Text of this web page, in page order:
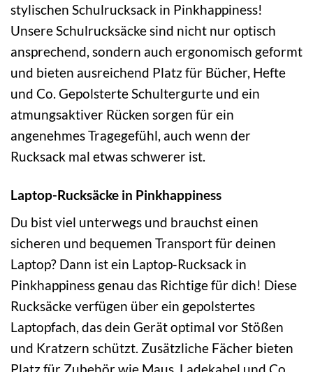
stylischen Schulrucksack in Pinkhappiness!
Unsere Schulrucksäcke sind nicht nur optisch
ansprechend, sondern auch ergonomisch geformt
und bieten ausreichend Platz für Bücher, Hefte
und Co. Gepolsterte Schultergurte und ein
atmungsaktiver Rücken sorgen für ein
angenehmes Tragegefühl, auch wenn der
Rucksack mal etwas schwerer ist.
Laptop-Rucksäcke in Pinkhappiness
Du bist viel unterwegs und brauchst einen
sicheren und bequemen Transport für deinen
Laptop? Dann ist ein Laptop-Rucksack in
Pinkhappiness genau das Richtige für dich! Diese
Rucksäcke verfügen über ein gepolstertes
Laptopfach, das dein Gerät optimal vor Stößen
und Kratzern schützt. Zusätzliche Fächer bieten